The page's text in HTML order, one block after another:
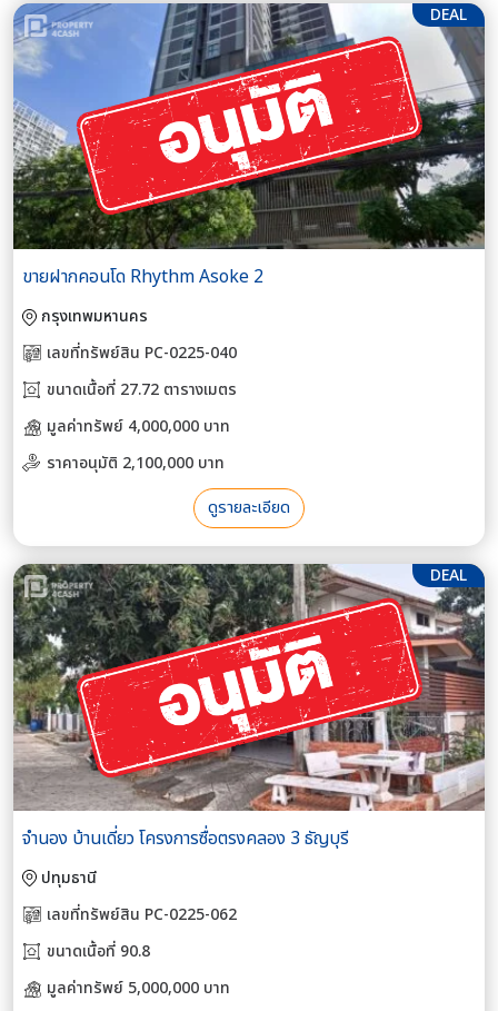
DEAL
ขายฝากคอนโด Rhythm Asoke 2
กรุงเทพมหานคร
เลขที่ทรัพย์สิน PC-0225-040
ขนาดเนื้อที่ 27.72 ตารางเมตร
มูลค่าทรัพย์ 4,000,000 บาท
ราคาอนุมัติ 2,100,000 บาท
ดูรายละเอียด
DEAL
จำนอง บ้านเดี่ยว โครงการซื่อตรงคลอง 3 ธัญบุรี
ปทุมธานี
เลขที่ทรัพย์สิน PC-0225-062
ขนาดเนื้อที่ 90.8
มูลค่าทรัพย์ 5,000,000 บาท